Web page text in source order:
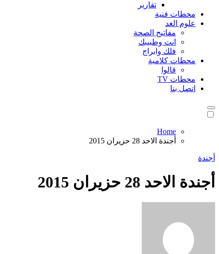
تقارير
محطات فنية
علوم الغد
مفاتيح الصحة
انت وطبيبك
فلك وابراج
محطات كلامية
قالوا
محطات TV
اتصل بنا
Home
أجندة الاحد 28 حزيران 2015
أجندة
أجندة الاحد 28 حزيران 2015